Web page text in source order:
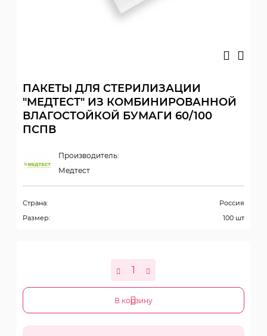
ПАКЕТЫ ДЛЯ СТЕРИЛИЗАЦИИ
"МЕДТЕСТ" ИЗ КОМБИНИРОВАННОЙ
ВЛАГОСТОЙКОЙ БУМАГИ 60/100
ПСПВ
Производитель:
Медтест
Страна:
Россия
Размер:
100 шт
В корзину